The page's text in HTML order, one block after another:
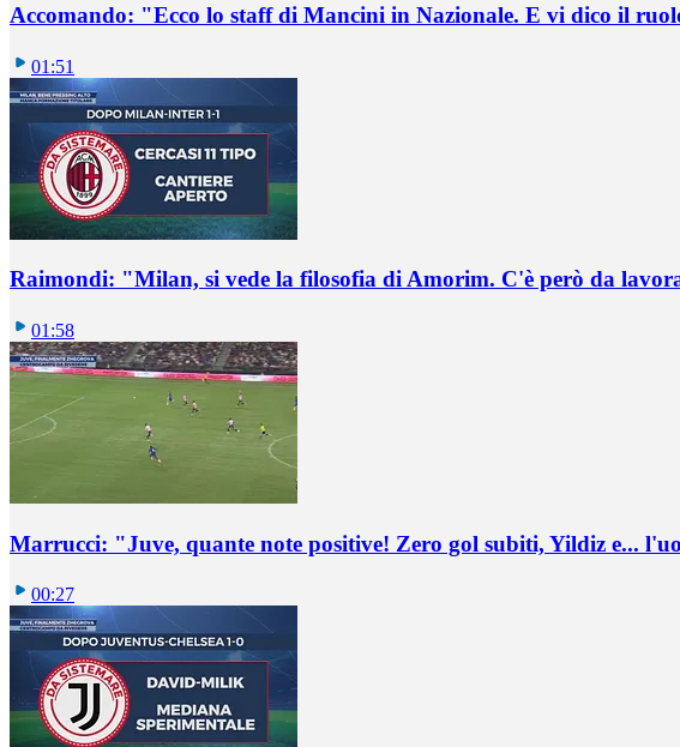
Accomando: "Ecco lo staff di Mancini in Nazionale. E vi dico il
01:51
Raimondi: "Milan, si vede la filosofia di Amorim. C'è però da
01:58
Marrucci: "Juve, quante note positive! Zero gol subiti, Yildiz e...
00:27